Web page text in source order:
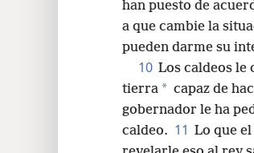
revelan el sueño,
han puesto de
a que cambie la
pueden darme su
10 Los caldeos
tierra * capaz de
gobernador le ha